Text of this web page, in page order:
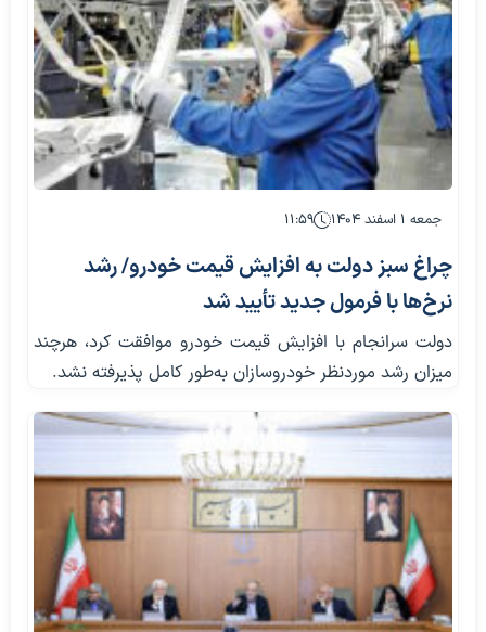
جمعه ۱ اسفند ۱۴۰۴ ۱۱:۵۹
چراغ سبز دولت به افزایش قیمت خودرو/ رشد
نرخ‌ها با فرمول جدید تأیید شد
دولت سرانجام با افزایش قیمت خودرو موافقت کرد، هرچند
میزان رشد موردنظر خودروسازان به‌طور کامل پذیرفته نشد.